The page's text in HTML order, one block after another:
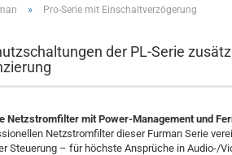
» Pro-Serie mit Einschaltverzögerung
der PL-Serie
Netzstromfilter mit Power-Management und
Netzstromfilter dieser Furman Serie
Steuerung – für höchste Ansprüche in Audio-/